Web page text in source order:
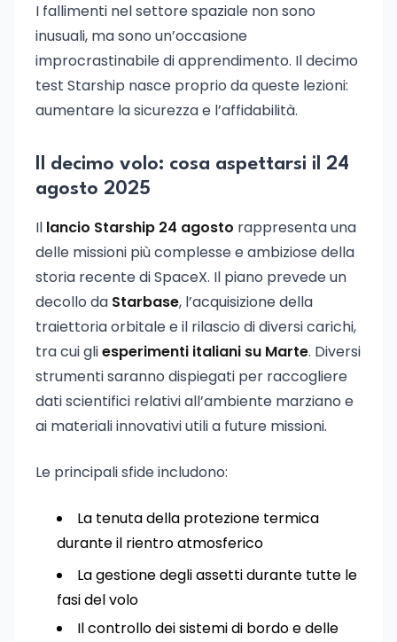
I fallimenti nel settore spaziale non sono
inusuali, ma sono un’occasione
improcrastinabile di apprendimento. Il decimo
test Starship nasce proprio da queste lezioni:
aumentare la sicurezza e l’affidabilità.
Il decimo volo: cosa aspettarsi il 24
agosto 2025
Il lancio Starship 24 agosto rappresenta una
delle missioni più complesse e ambiziose della
storia recente di SpaceX. Il piano prevede un
decollo da Starbase, l’acquisizione della
traiettoria orbitale e il rilascio di diversi carichi,
tra cui gliesperimenti italiani su Marte. Diversi
strumenti saranno dispiegati per raccogliere
dati scientifici relativi all’ambiente marziano e
ai materiali innovativi utili a future missioni.
Le principali sfide includono:
La tenuta della protezione termica
durante il rientro atmosferico
La gestione degli assetti durante tutte le
fasi del volo
Il controllo dei sistemi di bordo e delle